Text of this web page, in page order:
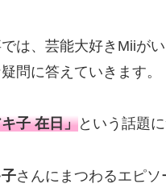
は、芸能大好きMiiが
問に答えていきます。
子 在日」という話題
さんにまつわるエピソ